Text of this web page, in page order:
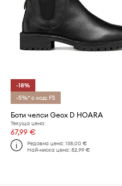
-18%
-5%* с код: FS
Боти челси Geox D HOARA
Текуща цена:
67,99 €
Редовна цена: 138,00 €
Най-ниска цена: 82,99 €